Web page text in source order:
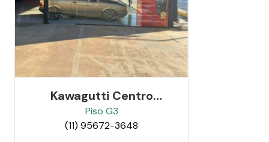
Kawagutti Centro
Automotivo Premium
Piso G3
(11) 95672-3648